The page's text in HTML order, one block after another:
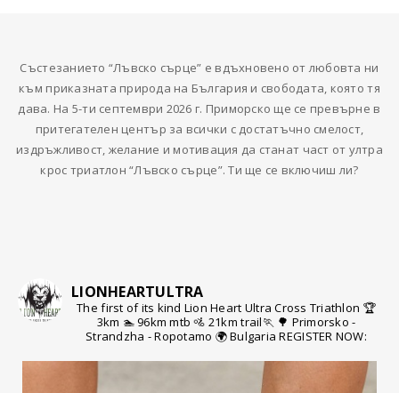
Състезанието “Лъвско сърце” е вдъхновено от любовта ни
към приказната природа на България и свободата, която тя
дава. На 5-ти септември 2026 г. Приморско ще се превърне в
притегателен център за всички с достатъчно смелост,
издръжливост, желание и мотивация да станат част от ултра
крос триатлон “Лъвско сърце”. Ти ще се включиш ли?
LIONHEARTULTRA
The first of its kind Lion Heart Ultra Cross Triathlon 🏆
3km 🏊 96km mtb 🚵 21km trail🏃 🌳 Primorsko -
Strandzha - Ropotamo 🌍 Bulgaria REGISTER NOW: